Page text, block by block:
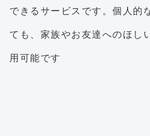
できるサービスです。個人的
ても、家族やお友達へのほし
用可能です